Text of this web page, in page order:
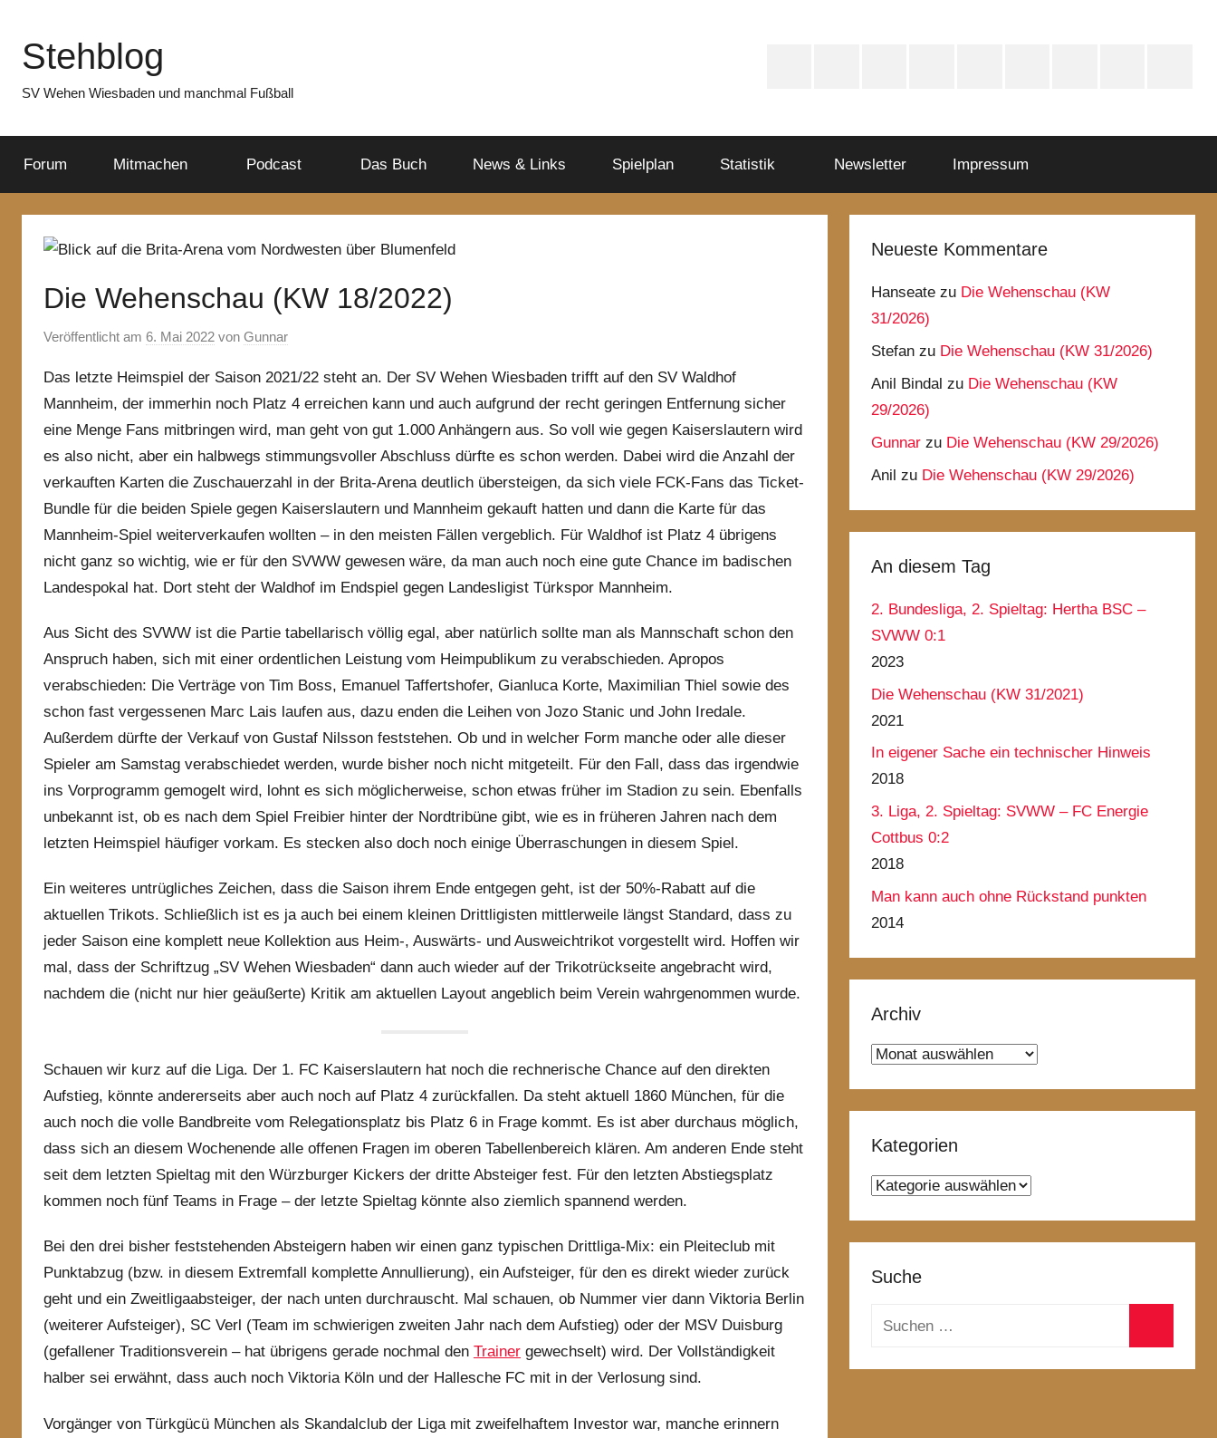
springen
Stehblog
SV Wehen Wiesbaden und manchmal Fußball
Forum Mitmachen Podcast Das Buch News & Links Spielplan Statistik Newsletter Impressum
Die Wehenschau (KW 18/2022)
Veröffentlicht am 6. Mai 2022 von Gunnar
Das letzte Heimspiel der Saison 2021/22 steht an. Der SV Wehen Wiesbaden trifft auf den SV Waldhof
Mannheim, der immerhin noch Platz 4 erreichen kann und auch aufgrund der recht geringen Entfernung sicher
eine Menge Fans mitbringen wird, man geht von gut 1.000 Anhängern aus. So voll wie gegen Kaiserslautern wird
es also nicht, aber ein halbwegs stimmungsvoller Abschluss dürfte es schon werden. Dabei wird die Anzahl der
verkauften Karten die Zuschauerzahl in der Brita-Arena deutlich übersteigen, da sich viele FCK-Fans das Ticket-
Bundle für die beiden Spiele gegen Kaiserslautern und Mannheim gekauft hatten und dann die Karte für das
Mannheim-Spiel weiterverkaufen wollten – in den meisten Fällen vergeblich. Für Waldhof ist Platz 4 übrigens
nicht ganz so wichtig, wie er für den SVWW gewesen wäre, da man auch noch eine gute Chance im badischen
Landespokal hat. Dort steht der Waldhof im Endspiel gegen Landesligist Türkspor Mannheim.
Aus Sicht des SVWW ist die Partie tabellarisch völlig egal, aber natürlich sollte man als Mannschaft schon den
Anspruch haben, sich mit einer ordentlichen Leistung vom Heimpublikum zu verabschieden. Apropos
verabschieden: Die Verträge von Tim Boss, Emanuel Taffertshofer, Gianluca Korte, Maximilian Thiel sowie des
schon fast vergessenen Marc Lais laufen aus, dazu enden die Leihen von Jozo Stanic und John Iredale.
Außerdem dürfte der Verkauf von Gustaf Nilsson feststehen. Ob und in welcher Form manche oder alle dieser
Spieler am Samstag verabschiedet werden, wurde bisher noch nicht mitgeteilt. Für den Fall, dass das irgendwie
ins Vorprogramm gemogelt wird, lohnt es sich möglicherweise, schon etwas früher im Stadion zu sein. Ebenfalls
unbekannt ist, ob es nach dem Spiel Freibier hinter der Nordtribüne gibt, wie es in früheren Jahren nach dem
letzten Heimspiel häufiger vorkam. Es stecken also doch noch einige Überraschungen in diesem Spiel.
Ein weiteres untrügliches Zeichen, dass die Saison ihrem Ende entgegen geht, ist der 50%-Rabatt auf die
aktuellen Trikots. Schließlich ist es ja auch bei einem kleinen Drittligisten mittlerweile längst Standard, dass zu
jeder Saison eine komplett neue Kollektion aus Heim-, Auswärts- und Ausweichtrikot vorgestellt wird. Hoffen wir
mal, dass der Schriftzug „SV Wehen Wiesbaden“ dann auch wieder auf der Trikotrückseite angebracht wird,
nachdem die (nicht nur hier geäußerte) Kritik am aktuellen Layout angeblich beim Verein wahrgenommen wurde.
Schauen wir kurz auf die Liga. Der 1. FC Kaiserslautern hat noch die rechnerische Chance auf den direkten
Aufstieg, könnte andererseits aber auch noch auf Platz 4 zurückfallen. Da steht aktuell 1860 München, für die
auch noch die volle Bandbreite vom Relegationsplatz bis Platz 6 in Frage kommt. Es ist aber durchaus möglich,
dass sich an diesem Wochenende alle offenen Fragen im oberen Tabellenbereich klären. Am anderen Ende steht
seit dem letzten Spieltag mit den Würzburger Kickers der dritte Absteiger fest. Für den letzten Abstiegsplatz
kommen noch fünf Teams in Frage – der letzte Spieltag könnte also ziemlich spannend werden.
Bei den drei bisher feststehenden Absteigern haben wir einen ganz typischen Drittliga-Mix: ein Pleiteclub mit
Punktabzug (bzw. in diesem Extremfall komplette Annullierung), ein Aufsteiger, für den es direkt wieder zurück
geht und ein Zweitligaabsteiger, der nach unten durchrauscht. Mal schauen, ob Nummer vier dann Viktoria Berlin
(weiterer Aufsteiger), SC Verl (Team im schwierigen zweiten Jahr nach dem Aufstieg) oder der MSV Duisburg
(gefallener Traditionsverein – hat übrigens gerade nochmal den Trainer gewechselt) wird. Der Vollständigkeit
halber sei erwähnt, dass auch noch Viktoria Köln und der Hallesche FC mit in der Verlosung sind.
Vorgänger von Türkgücü München als Skandalclub der Liga mit zweifelhaftem Investor war, manche erinnern
Neueste Kommentare
Hanseate zu Die Wehenschau (KW
31/2026)
Stefan zu Die Wehenschau (KW 31/2026)
Anil Bindal zu Die Wehenschau (KW
29/2026)
Gunnar zu Die Wehenschau (KW 29/2026)
Anil zu Die Wehenschau (KW 29/2026)
An diesem Tag
2. Bundesliga, 2. Spieltag: Hertha BSC –
SVWW 0:1
2023
Die Wehenschau (KW 31/2021)
2021
In eigener Sache ein technischer Hinweis
2018
3. Liga, 2. Spieltag: SVWW – FC Energie
Cottbus 0:2
2018
Man kann auch ohne Rückstand punkten
2014
Archiv
Archiv
Kategorien
Kategorien
Suche
Suchen